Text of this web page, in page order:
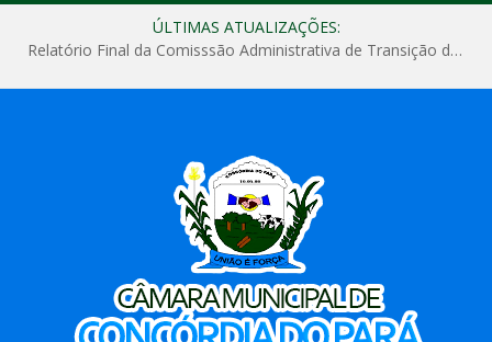
ÚLTIMAS ATUALIZAÇÕES:
Relatório Final da Comisssão Administrativa de Transição de Mandato do Poder Legislativo do Município de Concórdia do Pará